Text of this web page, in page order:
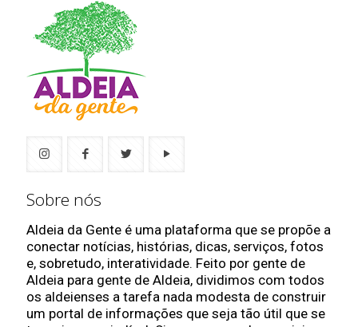
Sobre nós
Aldeia da Gente é uma plataforma que se propõe a
conectar notícias, histórias, dicas, serviços, fotos
e, sobretudo, interatividade. Feito por gente de
Aldeia para gente de Aldeia, dividimos com todos
os aldeienses a tarefa nada modesta de construir
um portal de informações que seja tão útil que se